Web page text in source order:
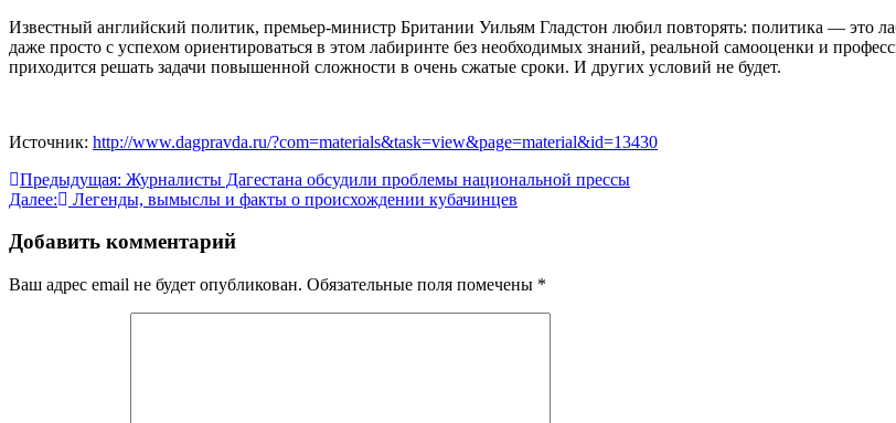
Известный английский политик, премьер-министр Британии Уильям Гладстон любил повторять: политика — это
даже просто с успехом ориентироваться в этом лабиринте без необходимых знаний, реальной самооценки и
приходится решать задачи повышенной сложности в очень сжатые сроки. И других условий не будет.
Источник: http://www.dagpravda.ru/?com=materials&task=view&page=material&id=13430
Навигация
по
записям
Предыдущая: Журналисты Дагестана обсудили проблемы национальной прессы
Далее:
Легенды, вымыслы и факты о происхождении кубачинцев
Добавить комментарий
Ваш адрес email не будет опубликован. Обязательные поля помечены *